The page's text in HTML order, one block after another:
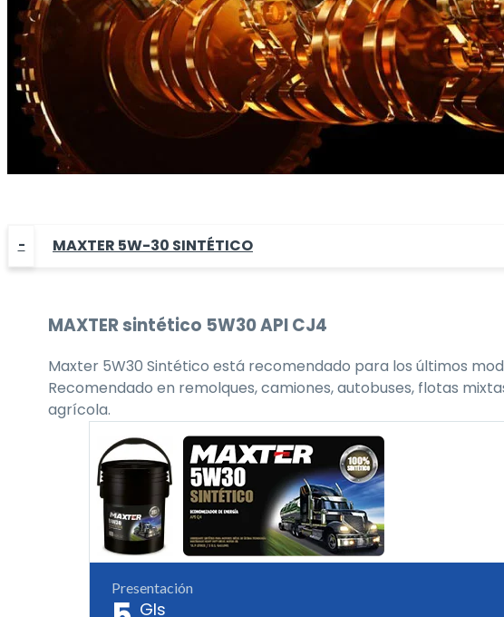
MAXTER 5W-30 SINTÉTICO
MAXTERsintético 5W30API CJ4
Maxter 5W30 Sintético está recomendado para los últimos
Recomendado en remolques, camiones, autobuses, flotas
agrícola.
Presentación
Gls